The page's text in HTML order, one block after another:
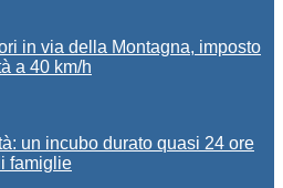
in via della Montagna, imposto
a 40 km/h
un incubo durato quasi 24 ore
famiglie